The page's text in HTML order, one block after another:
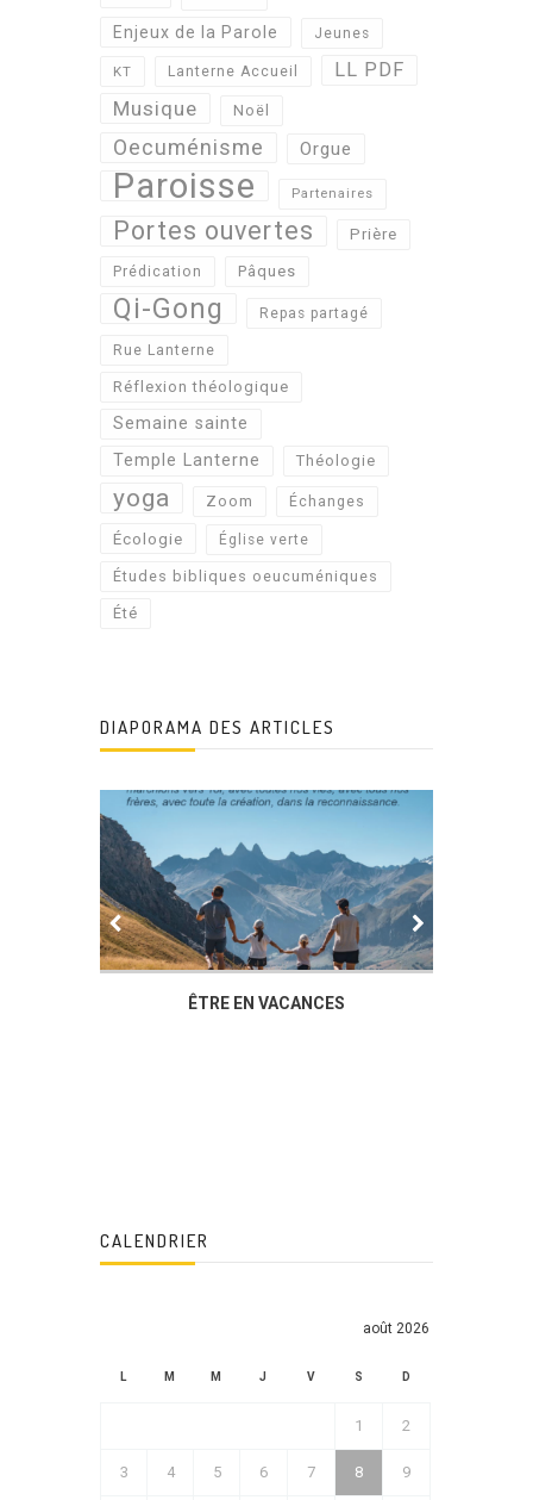
Enjeux de la Parole Jeunes
KT Lanterne Accueil LL PDF
Musique Noël
Oecuménisme Orgue
Paroisse Partenaires
Portes ouvertes Prière
Prédication Pâques
Qi-Gong Repas partagé
Rue Lanterne
Réflexion théologique
Semaine sainte
Temple Lanterne
Théologie
yoga Zoom Échanges
Écologie Église verte
Études bibliques oeucuméniques
Été
DIAPORAMA DES ARTICLES
ÊTRE EN VACANCES
CALENDRIER
août 2026
L M M J V S D
1 2
3 4 5 6 7 8 9